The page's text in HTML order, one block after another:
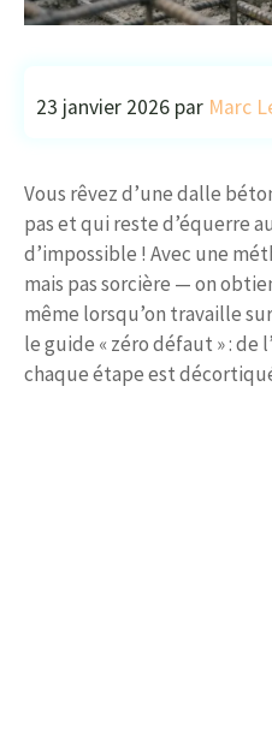
23 janvier 2026 par Marc
Vous rêvez d’une dalle
pas et qui reste d’équerre
d’impossible ! Avec une
mais pas sorcière — on
même lorsqu’on travaille
le guide « zéro défaut » : de
chaque étape est